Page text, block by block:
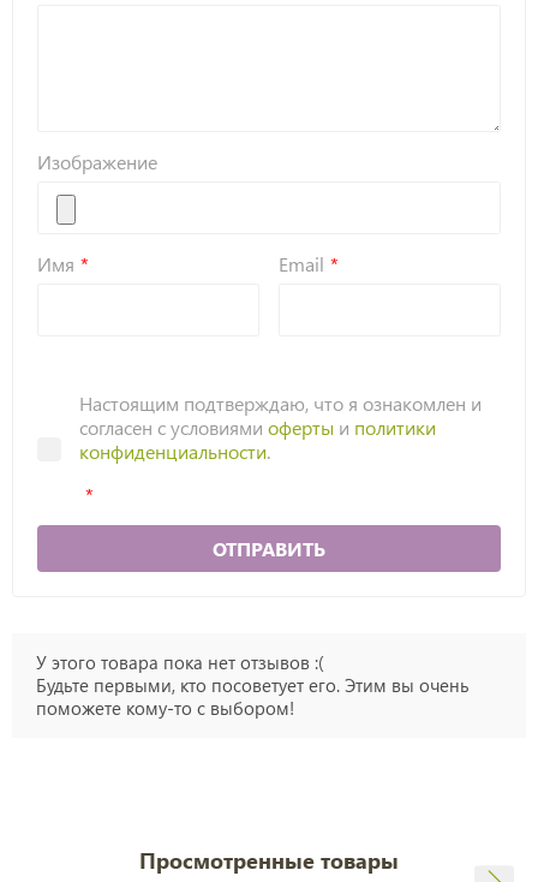
Изображение
Имя Email
Настоящим подтверждаю, что я ознакомлен и
согласен с условиями оферты и политики
конфиденциальности.
ОТПРАВИТЬ
У этого товара пока нет отзывов :(
Будьте первыми, кто посоветует его. Этим вы очень
поможете кому-то с выбором!
Просмотренные товары